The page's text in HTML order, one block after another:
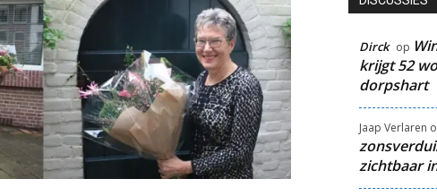
Dirck op
krijgt 52
dorpshart
Jaap Verlaren
zichtbaar